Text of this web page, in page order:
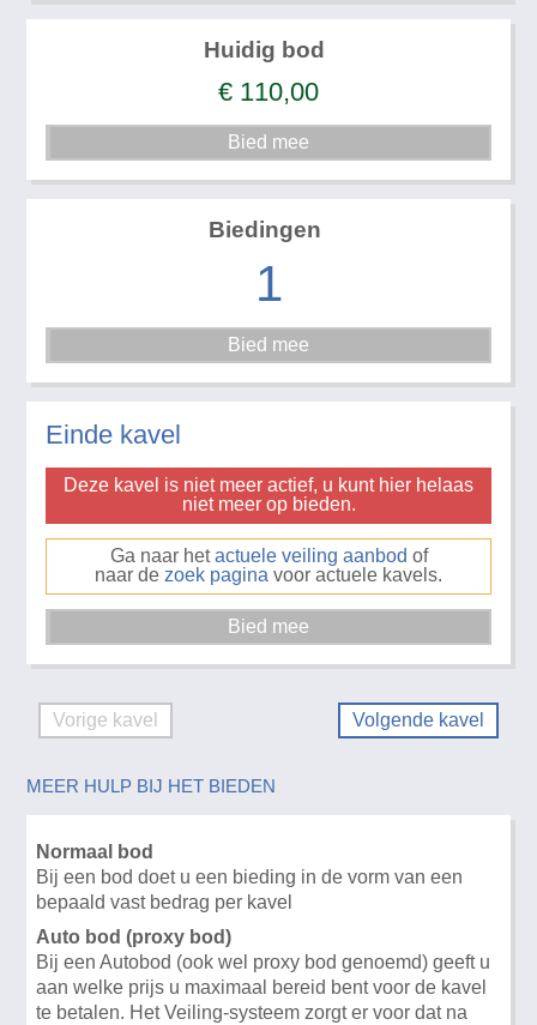
Huidig bod
€ 110,00
Biedingen
1
Einde kavel
Deze kavel is niet meer actief, u kunt hier helaas
niet meer op bieden.
Ga naar hetactuele veiling aanbod of
naar de zoek pagina voor actuele kavels.
Vorige kavel Volgende kavel
MEER HULP BIJ HET BIEDEN
Normaal bod
Bij een bod doet u een bieding in de vorm van een
bepaald vast bedrag per kavel
Auto bod (proxy bod)
Bij een Autobod (ook wel proxy bod genoemd) geeft u
aan welke prijs u maximaal bereid bent voor de kavel
te betalen. Het Veiling-systeem zorgt er voor dat na